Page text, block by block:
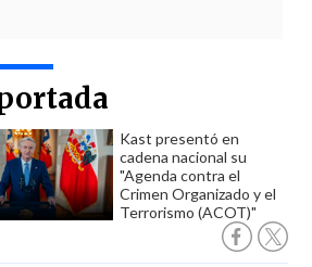
Kast presentó en
cadena nacional su
"Agenda contra el
Crimen Organizado y el
Terrorismo (ACOT)"